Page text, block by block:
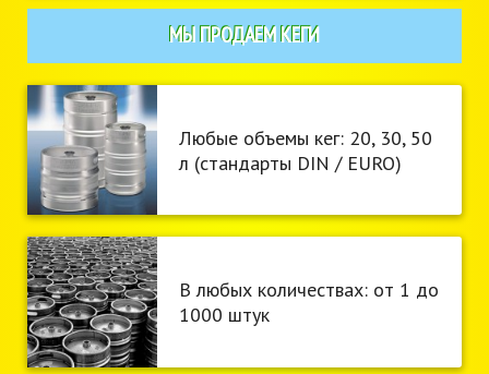
МЫ ПРОДАЕМ КЕГИ
Любые объемы кег: 20, 30, 50
л (стандарты DIN / EURO)
В любых количествах: от 1 до
1000 штук